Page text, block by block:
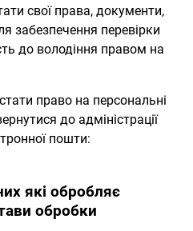
свої права, документи,
забезпечення перевірки
до володіння правом на
право на персональні
до адміністрації
пошти:
які обробляє
обробки